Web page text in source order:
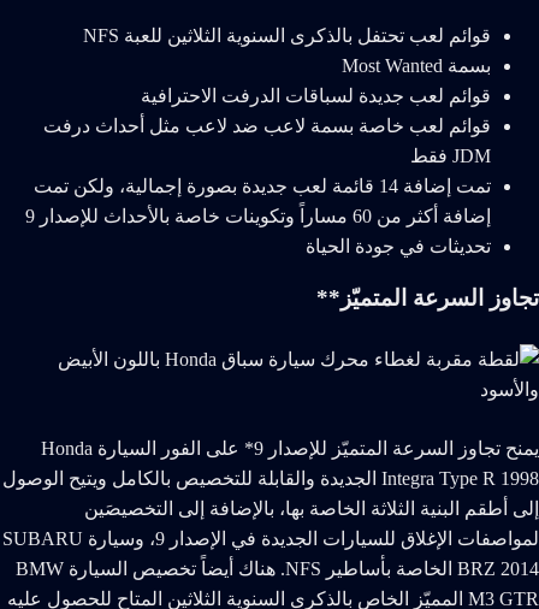
قوائم لعب تحتفل بالذكرى السنوية الثلاثين للعبة NFS
بسمة Most Wanted
قوائم لعب جديدة لسباقات الدرفت الاحترافية
قوائم لعب خاصة بسمة لاعب ضد لاعب مثل أحداث درفت
JDM فقط
تمت إضافة 14 قائمة لعب جديدة بصورة إجمالية، ولكن تمت
إضافة أكثر من 60 مساراً وتكوينات خاصة بالأحداث للإصدار 9
تحديثات في جودة الحياة
تجاوز السرعة المتميّز**
يمنح تجاوز السرعة المتميّز للإصدار 9* على الفور السيارة Honda
Integra Type R 1998 الجديدة والقابلة للتخصيص بالكامل ويتيح الوصول
إلى أطقم البنية الثلاثة الخاصة بها، بالإضافة إلى التخصيصَين
لمواصفات الإغلاق للسيارات الجديدة في الإصدار 9، وسيارة SUBARU
BRZ 2014 الخاصة بأساطير NFS. هناك أيضاً تخصيص السيارة BMW
M3 GTR المميّز الخاص بالذكرى السنوية الثلاثين المتاح للحصول عليه